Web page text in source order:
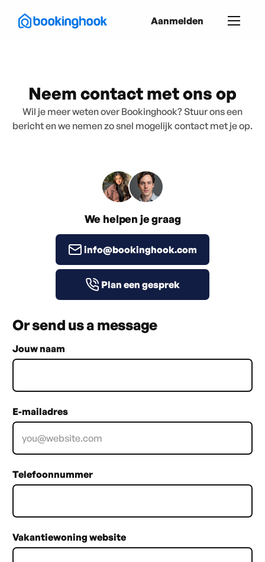
Aanmelden
Neem contact met ons op
Wil je meer weten over Bookinghook? Stuur ons een
bericht en we nemen zo snel mogelijk contact met je op.
We helpen je graag
info@bookinghook.com
Plan een gesprek
Or send us a message
Jouw naam
E-mailadres
Telefoonnummer
Vakantiewoning website